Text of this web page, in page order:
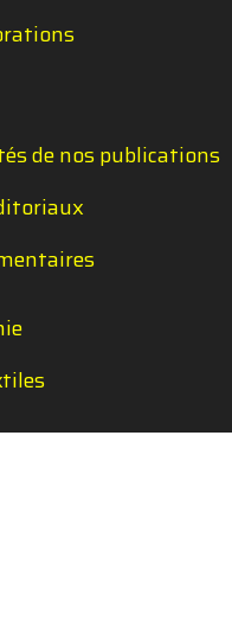
de nos publications